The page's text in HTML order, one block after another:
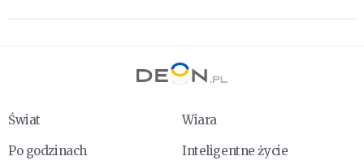
Świat
Wiara
Po godzinach
Inteligentne życie